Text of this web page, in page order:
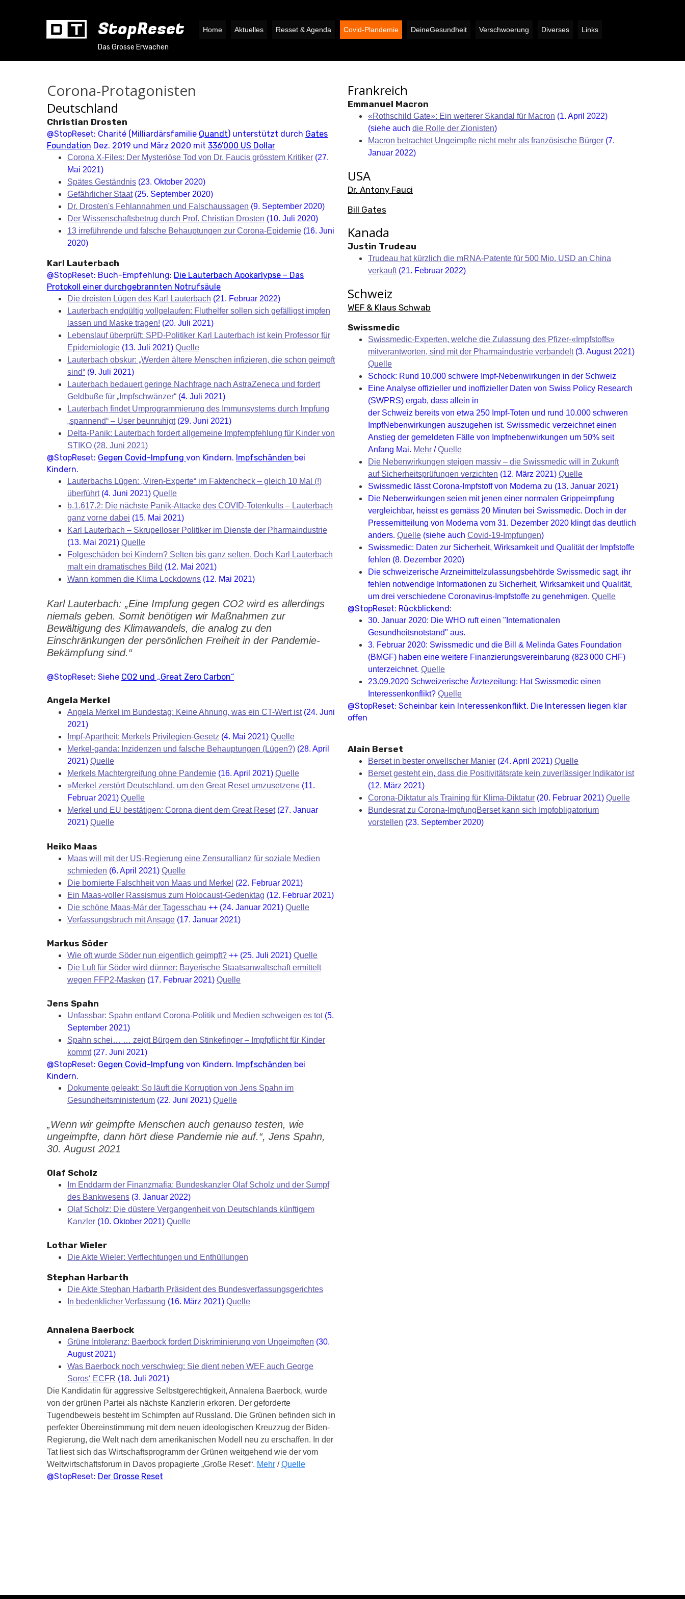
Das Grosse Erwachen
StopReset Home Aktuelles Resset & Agenda Covid-Plandemie DeineGesundheit Verschwoerung Diverses Links
Corona-Protagonisten
Deutschland
Christian Drosten
@StopReset: Charité (Milliardärsfamilie Quandt) unterstützt durch Gates
Foundation Dez. 2019 und März 2020 mit 336'000 US Dollar
Corona X-Files: Der Mysteriöse Tod von Dr. Faucis grösstem Kritiker (27.
Mai 2021)
Spätes Geständnis (23. Oktober 2020)
Gefährlicher Staat(25. September 2020)
Dr. Drosten's Fehlannahmen und Falschaussagen (9. September 2020)
Der Wissenschaftsbetrug durch Prof. Christian Drosten (10. Juli 2020)
13 irreführende und falsche Behauptungen zur Corona-Epidemie (16. Juni
2020)
Karl Lauterbach
@StopReset: Buch-Empfehlung: Die Lauterbach Apokarlypse – Das
Protokoll einer durchgebrannten Notrufsäule
Die dreisten Lügen des Karl Lauterbach (21. Februar 2022)
Lauterbach endgültig vollgelaufen: Fluthelfer sollen sich gefälligst impfen
lassen und Maske tragen! (20. Juli 2021)
Lebenslauf überprüft: SPD-Politiker Karl Lauterbach ist kein Professor für
Epidemiologie (13. Juli 2021) Quelle
Lauterbach obskur: „Werden ältere Menschen infizieren, die schon geimpft
sind“ (9. Juli 2021)
Lauterbach bedauert geringe Nachfrage nach AstraZeneca und fordert
Geldbuße für „Impfschwänzer“ (4. Juli 2021)
Lauterbach findet Umprogrammierung des Immunsystems durch Impfung
„spannend“ – User beunruhigt(29. Juni 2021)
Delta-Panik: Lauterbach fordert allgemeine Impfempfehlung für Kinder von
STIKO (28. Juni 2021)
@StopReset: Gegen Covid-Impfung von Kindern. Impfschänden bei
Kindern.
Lauterbachs Lügen: „Viren-Experte“ im Faktencheck – gleich 10 Mal (!)
überführt(4. Juni 2021) Quelle
b.1.617.2: Die nächste Panik-Attacke des COVID-Totenkults – Lauterbach
ganz vorne dabei (15. Mai 2021)
Karl Lauterbach – Skrupelloser Politiker im Dienste der Pharmaindustrie
(13. Mai 2021) Quelle
Folgeschäden bei Kindern? Selten bis ganz selten. Doch Karl Lauterbach
malt ein dramatisches Bild (12. Mai 2021)
Wann kommen die Klima Lockdowns (12. Mai 2021)
Karl Lauterbach: „Eine Impfung gegen CO2 wird es allerdings
niemals geben. Somit benötigen wir Maßnahmen zur
Bewältigung des Klimawandels, die analog zu den
Einschränkungen der persönlichen Freiheit in der Pandemie-
Bekämpfung sind.“
@StopReset: Siehe CO2 und „Great Zero Carbon“
Angela Merkel
Angela Merkel im Bundestag: Keine Ahnung, was ein CT-Wert ist(24. Juni
2021)
Impf-Apartheit: Merkels Privilegien-Gesetz (4. Mai 2021) Quelle
Merkel-ganda: Inzidenzen und falsche Behauptungen (Lügen?) (28. April
2021) Quelle
Merkels Machtergreifung ohne Pandemie (16. April 2021) Quelle
»Merkel zerstört Deutschland, um den Great Reset umzusetzen« (11.
Februar 2021) Quelle
Merkel und EU bestätigen: Corona dient dem Great Reset(27. Januar
2021) Quelle
Heiko Maas
Maas will mit der US-Regierung eine Zensurallianz für soziale Medien
schmieden (6. April 2021) Quelle
Die bornierte Falschheit von Maas und Merkel (22. Februar 2021)
Ein Maas-voller Rassismus zum Holocaust-Gedenktag (12. Februar 2021)
Die schöne Maas-Mär der Tagesschau ++ (24. Januar 2021) Quelle
Verfassungsbruch mit Ansage (17. Januar 2021)
Markus Söder
Wie oft wurde Söder nun eigentlich geimpft? ++ (25. Juli 2021) Quelle
Die Luft für Söder wird dünner: Bayerische Staatsanwaltschaft ermittelt
wegen FFP2-Masken (17. Februar 2021) Quelle
Jens Spahn
Unfassbar: Spahn entlarvt Corona-Politik und Medien schweigen es tot(5.
September 2021)
Spahn schei… … zeigt Bürgern den Stinkefinger – Impfpflicht für Kinder
kommt(27. Juni 2021)
@StopReset: Gegen Covid-Impfung von Kindern. Impfschänden bei
Kindern.
Dokumente geleakt: So läuft die Korruption von Jens Spahn im
Gesundheitsministerium (22. Juni 2021) Quelle
„Wenn wir geimpfte Menschen auch genauso testen, wie
ungeimpfte, dann hört diese Pandemie nie auf.“, Jens Spahn,
30. August 2021
Olaf Scholz
Im Enddarm der Finanzmafia: Bundeskanzler Olaf Scholz und der Sumpf
des Bankwesens (3. Januar 2022)
Olaf Scholz: Die düstere Vergangenheit von Deutschlands künftigem
Kanzler (10. Oktober 2021) Quelle
Lothar Wieler
Die Akte Wieler: Verflechtungen und Enthüllungen
Stephan Harbarth
Die Akte Stephan Harbarth Präsident des Bundesverfassungsgerichtes
In bedenklicher Verfassung (16. März 2021) Quelle
Annalena Baerbock
Grüne Intoleranz: Baerbock fordert Diskriminierung von Ungeimpften (30.
August 2021)
Was Baerbock noch verschwieg: Sie dient neben WEF auch George
Soros‘ ECFR (18. Juli 2021)
Die Kandidatin für aggressive Selbstgerechtigkeit, Annalena Baerbock, wurde
von der grünen Partei als nächste Kanzlerin erkoren. Der geforderte
Tugendbeweis besteht im Schimpfen auf Russland. Die Grünen befinden sich in
perfekter Übereinstimmung mit dem neuen ideologischen Kreuzzug der Biden-
Regierung, die Welt nach dem amerikanischen Modell neu zu erschaffen. In der
Tat liest sich das Wirtschaftsprogramm der Grünen weitgehend wie der vom
Weltwirtschaftsforum in Davos propagierte „Große Reset“. Mehr /Quelle
@StopReset: Der Grosse Reset
Frankreich
Emmanuel Macron
«Rothschild Gate»: Ein weiterer Skandal für Macron (1. April 2022)
(siehe auch die Rolle der Zionisten)
Macron betrachtet Ungeimpfte nicht mehr als französische Bürger (7.
Januar 2022)
USA
Dr. Antony Fauci
Bill Gates
Kanada
Justin Trudeau
Trudeau hat kürzlich die mRNA-Patente für 500 Mio. USD an China
verkauft(21. Februar 2022)
Schweiz
WEF & Klaus Schwab
Swissmedic
Swissmedic-Experten, welche die Zulassung des Pfizer-«Impfstoffs»
mitverantworten, sind mit der Pharmaindustrie verbandelt(3. August 2021)
Quelle
Schock: Rund 10.000 schwere Impf-Nebenwirkungen in der Schweiz
Eine Analyse offizieller und inoffizieller Daten von Swiss Policy Research
(SWPRS) ergab, dass allein in
der Schweiz bereits von etwa 250 Impf-Toten und rund 10.000 schweren
ImpfNebenwirkungen auszugehen ist. Swissmedic verzeichnet einen
Anstieg der gemeldeten Fälle von Impfnebenwirkungen um 50% seit
Anfang Mai. Mehr /Quelle
Die Nebenwirkungen steigen massiv – die Swissmedic will in Zukunft
auf Sicherheitsprüfungen verzichten (12. März 2021) Quelle
Swissmedic lässt Corona-Impfstoff von Moderna zu (13. Januar 2021)
Die Nebenwirkungen seien mit jenen einer normalen Grippeimpfung
vergleichbar, heisst es gemäss 20 Minuten bei Swissmedic. Doch in der
Pressemitteilung von Moderna vom 31. Dezember 2020 klingt das deutlich
anders. Quelle (siehe auch Covid-19-Impfungen)
Swissmedic: Daten zur Sicherheit, Wirksamkeit und Qualität der Impfstoffe
fehlen (8. Dezember 2020)
Die schweizerische Arzneimittelzulassungsbehörde Swissmedic sagt, ihr
fehlen notwendige Informationen zu Sicherheit, Wirksamkeit und Qualität,
um drei verschiedene Coronavirus-Impfstoffe zu genehmigen. Quelle
@StopReset: Rückblickend:
30. Januar 2020: Die WHO ruft einen "Internationalen
Gesundheitsnotstand" aus.
3. Februar 2020: Swissmedic und die Bill & Melinda Gates Foundation
(BMGF) haben eine weitere Finanzierungsvereinbarung (823 000 CHF)
unterzeichnet. Quelle
23.09.2020 Schweizerische Ärztezeitung: Hat Swissmedic einen
Interessenkonflikt? Quelle
@StopReset: Scheinbar kein Interessenkonflikt. Die Interessen liegen klar
offen
Alain Berset
Berset in bester orwellscher Manier (24. April 2021) Quelle
Berset gesteht ein, dass die Positivitätsrate kein zuverlässiger Indikator ist
(12. März 2021)
Corona-Diktatur als Training für Klima-Diktatur (20. Februar 2021) Quelle
Bundesrat zu Corona-ImpfungBerset kann sich Impfobligatorium
vorstellen (23. September 2020)